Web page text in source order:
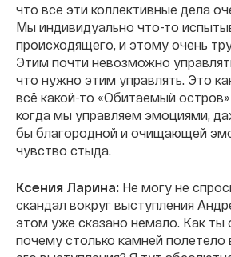
что все эти коллективные дела
Мы индивидуально что-то
происходящего, и этому очень
Этим почти невозможно
что нужно этим управлять. Это
всё какой-то «Обитаемый остров»
когда мы управляем эмоциями,
бы благородной и очищающей
чувство стыда.
Ксения Ларина: Не могу не
скандал вокруг выступления
этом уже сказано немало. Как ты
почему столько камней полетело